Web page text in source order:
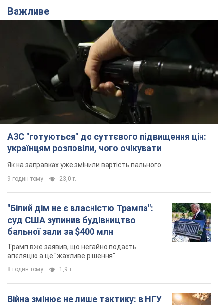
Важливе
АЗС "готуються" до суттєвого підвищення цін:
українцям розповіли, чого очікувати
Як на заправках уже змінили вартість пального
9 годин тому 23,0 т.
"Білий дім не є власністю Трампа":
суд США зупинив будівництво
бальної зали за $400 млн
Трамп вже заявив, що негайно подасть
апеляцію а це "жахливе рішення"
8 годин тому 1,9 т.
Війна змінює не лише тактику: в НГУ